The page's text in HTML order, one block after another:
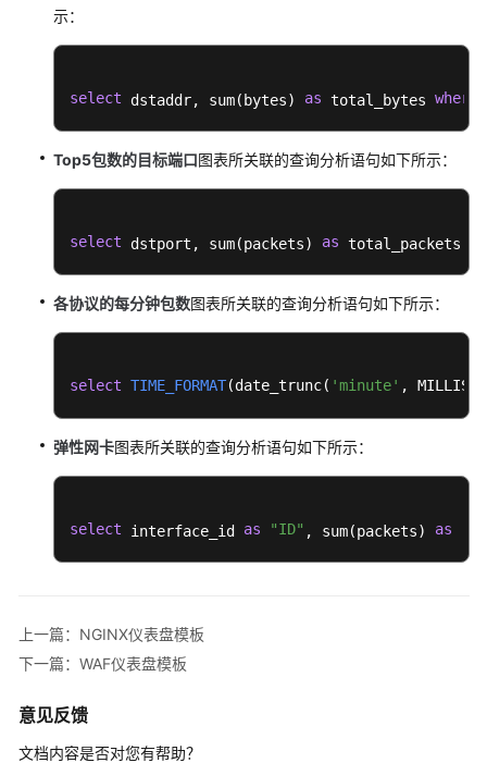
使
统
表
将
志
化
用
盘
将
志
建
示：
select dstaddr, sum(bytes) as total_bytes where
Top5包数的目标端口图表所关联的查询分析语句如下所示：
select dstport, sum(packets) as total_packets
各协议的每分钟包数图表所关联的查询分析语句如下所示：
select TIME_FORMAT(date_trunc( 'minute' ,
弹性网卡图表所关联的查询分析语句如下所示：
select interface_id as "ID" , sum(packets) as
上一篇：NGINX仪表盘模板
下一篇：WAF仪表盘模板
意见反馈
文档内容是否对您有帮助？